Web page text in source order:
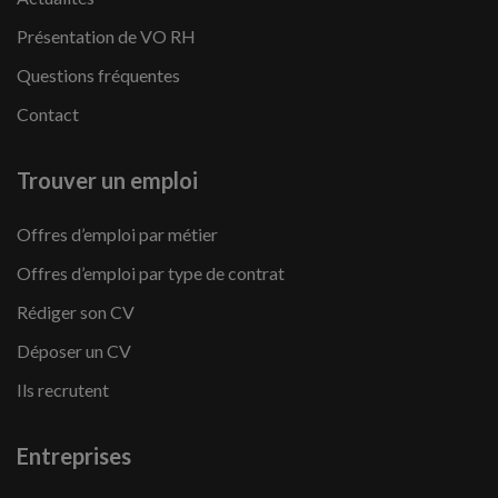
Présentation de VO RH
Questions fréquentes
Contact
Trouver un emploi
Offres d’emploi par métier
Offres d’emploi par type de contrat
Rédiger son CV
Déposer un CV
Ils recrutent
Entreprises